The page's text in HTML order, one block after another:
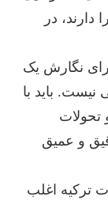
در
نگارش یک
نیست. باید با
تحولات
و عمیق
ترکیه اغلب